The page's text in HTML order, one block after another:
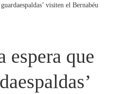
visiten el Bernabéu
espera que